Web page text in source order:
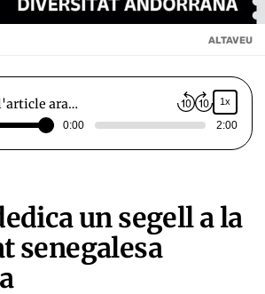
un segell a la
senegalesa
ALTAVEU
ara… 1x
0:00 2:00